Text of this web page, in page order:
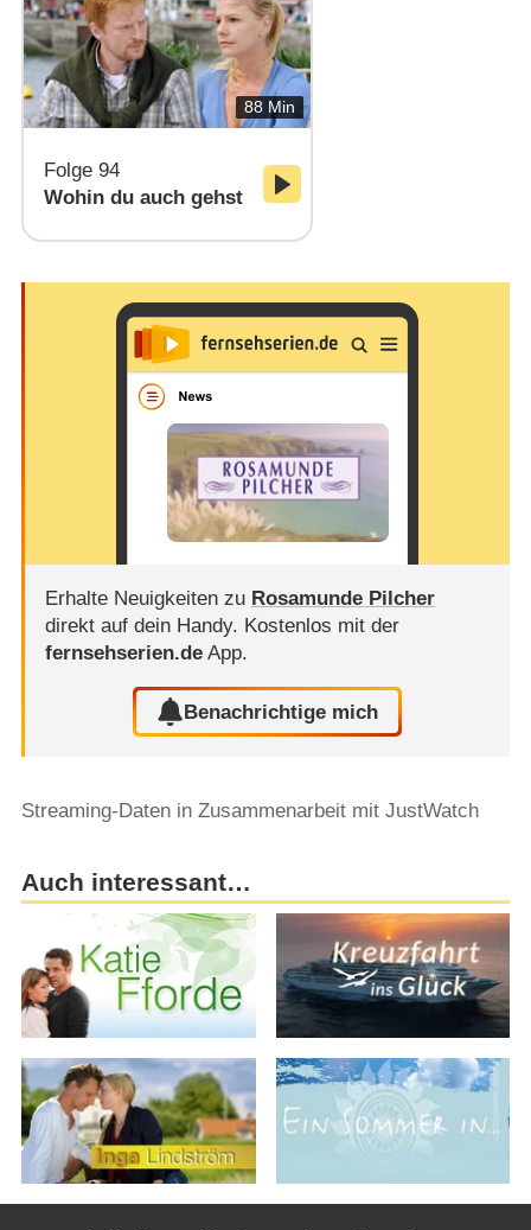
88 Min
Folge 94
Wohin du auch gehst
Erhalte Neuigkeiten zu Rosamunde Pilcher
direkt auf dein Handy. Kostenlos mit der
fernsehserien.deApp.
Benachrichtige mich
Streaming-Daten in Zusammenarbeit mit JustWatch
Auch interessant…